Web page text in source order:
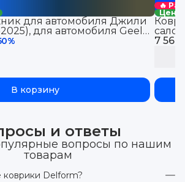
%
для автомобиля Джили
для автомобиля Geely
В корзину
🔥
Цена
7 560
и ответы
вопросы по нашим
товарам
коврики Delform?